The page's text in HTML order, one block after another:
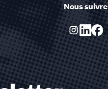
Nous suivre